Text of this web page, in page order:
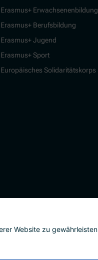
Erasmus+ Erwachsenenbildung
Erasmus+ Berufsbildung
Erasmus+ Jugend
Erasmus+ Sport
Europäisches Solidaritätskorps